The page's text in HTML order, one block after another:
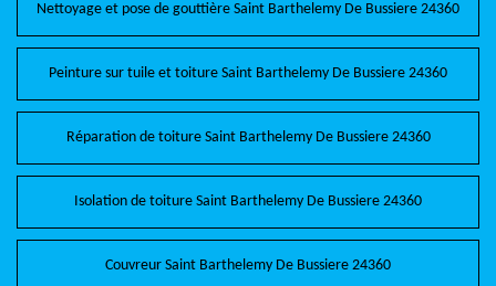
Nettoyage et pose de gouttière Saint Barthelemy De Bussiere 24360
Peinture sur tuile et toiture Saint Barthelemy De Bussiere 24360
Réparation de toiture Saint Barthelemy De Bussiere 24360
Isolation de toiture Saint Barthelemy De Bussiere 24360
Couvreur Saint Barthelemy De Bussiere 24360